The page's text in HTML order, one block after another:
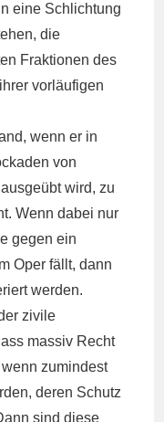
eine Schlichtung
die
Fraktionen des
vorläufigen
wenn er in
von
wird, zu
Wenn dabei nur
gegen ein
Oper fällt, dann
werden.
zivile
massiv Recht
zumindest
deren Schutz
sind diese